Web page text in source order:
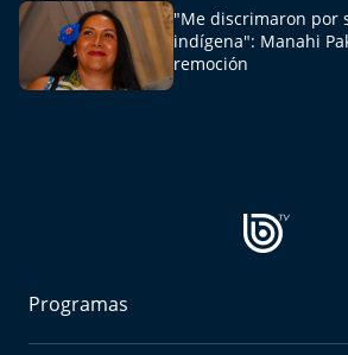
Especiales
Chiche cuadra y su parrilla
Carrera a La Moneda
"Me discrimaron por
indígena": Manahi
remoción
Programas